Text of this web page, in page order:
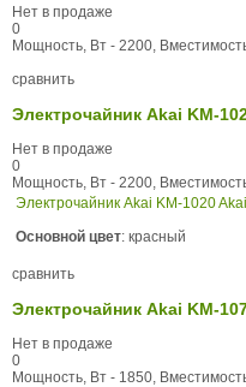
Нет в продаже
0
Мощность, Вт - 2200,
сравнить
Электрочайник Akai KM-
Нет в продаже
0
Мощность, Вт - 2200,
Электрочайник Akai KM-1020
Основной цвет: красный
сравнить
Электрочайник Akai KM-
Нет в продаже
0
Мощность, Вт - 1850,